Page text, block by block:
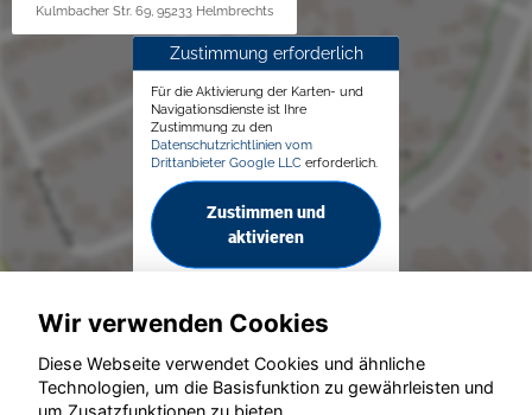
Kulmbacher Str. 69, 95233 Helmbrechts
Zustimmung erforderlich
Für die Aktivierung der Karten- und
Navigationsdienste ist Ihre
Zustimmung zu den
Datenschutzrichtlinien vom
Drittanbieter Google LLC erforderlich.
Zustimmen und
aktivieren
Wir verwenden Cookies
Diese Webseite verwendet Cookies und ähnliche
Technologien, um die Basisfunktion zu gewährleisten und
um Zusatzfunktionen zu bieten.